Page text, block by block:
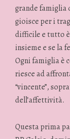
grande famiglia
gioisce per i
difficile e tutto
insieme e se la
Ogni famiglia è
riesce ad
“vincente”,
dell’affettività.
Questa prima